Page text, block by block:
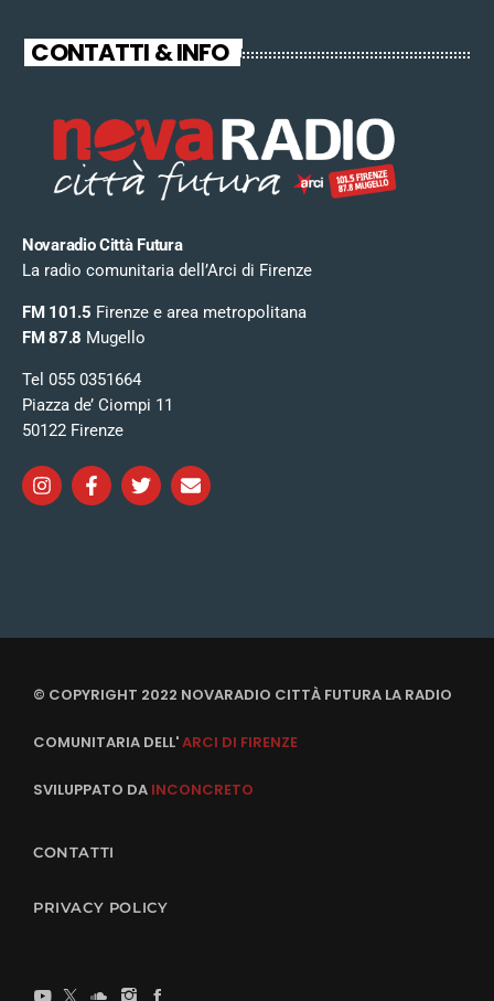
CONTATTI & INFO
Novaradio Città Futura
La radio comunitaria dell’Arci di Firenze
FM 101.5 Firenze e area metropolitana
FM 87.8 Mugello
Tel 055 0351664
Piazza de’ Ciompi 11
50122 Firenze
© COPYRIGHT 2022 NOVARADIO CITTÀ FUTURA LA RADIO
COMUNITARIA DELL'ARCI DI FIRENZE
SVILUPPATO DA INCONCRETO
CONTATTI
PRIVACY POLICY